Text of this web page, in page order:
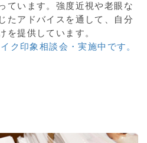
ています。強度近視や老眼な
たアドバイスを通して、自分
を提供しています。
ク印象相談会・実施中です。